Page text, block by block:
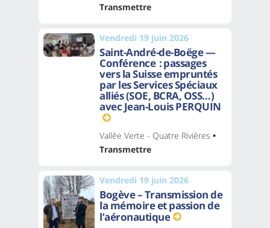
Transmettre
Vendredi 19 juin 2026
Saint-André-de-Boëge —
Conférence : passages
vers la Suisse empruntés
par les Services Spéciaux
alliés (SOE, BCRA, OSS…)
avec Jean-Louis PERQUIN
Vallée Verte - Quatre Rivières •
Transmettre
Vendredi 19 juin 2026
Bogève – Transmission de
la mémoire et passion de
l’aéronautique